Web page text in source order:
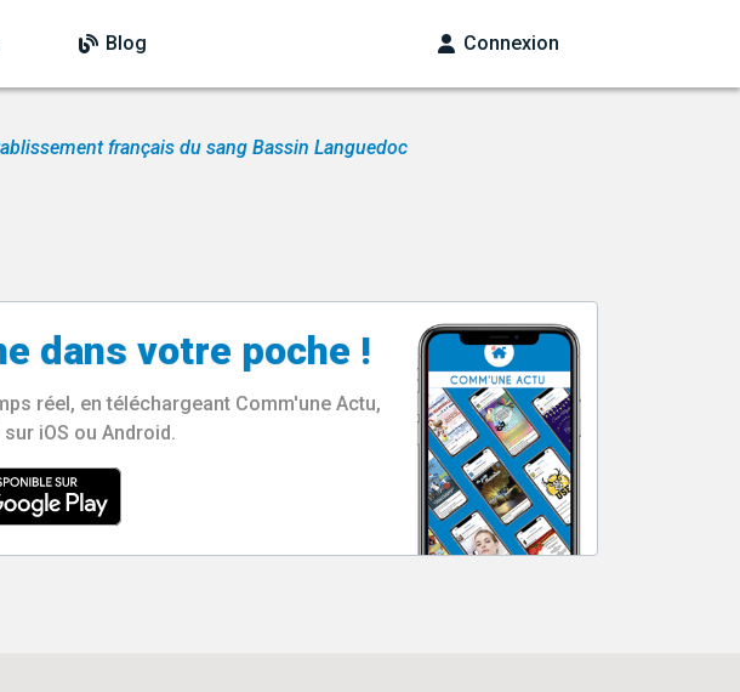
Blog Connexion
français du sang Bassin Languedoc
dans votre poche !
réel, en téléchargeant Comm'une Actu,
iOS ou Android.